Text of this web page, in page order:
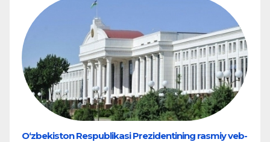
O‘zbekiston Respublikasi Prezidentining rasmiy veb-